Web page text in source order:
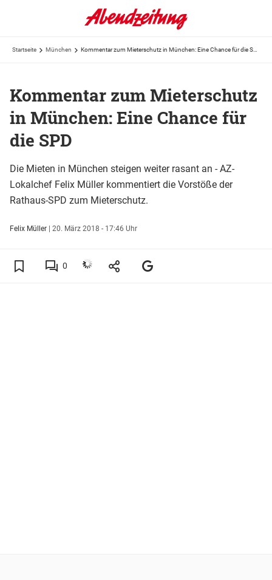
Startseite München
Kommentar zum Mieterschutz
in München: Eine Chance für
die SPD
Die Mieten in München steigen weiter rasant an - AZ-
Lokalchef Felix Müller kommentiert die Vorstöße der
Rathaus-SPD zum Mieterschutz.
Felix Müller | 20. März 2018 - 17:46 Uhr
0